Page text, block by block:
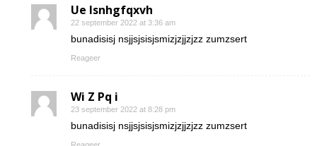
Ue lsnhgfqxvh
22 september 2022 at 3:36 am
bunadisisj nsjjsjsisjsmizjzjjzjzz zumzsert
Reageer
Wi Z Pq i
23 september 2022 at 8:28 pm
bunadisisj nsjjsjsisjsmizjzjjzjzz zumzsert